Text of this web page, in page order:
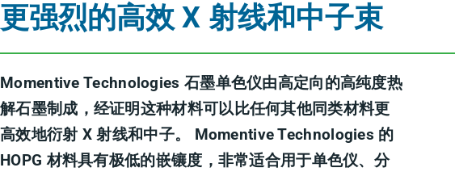
更强烈的高效 X 射线和中子束
Momentive Technologies 石墨单色仪由高定向的高纯度热
解石墨制成，经证明这种材料可以比任何其他同类材料更
高效地衍射 X 射线和中子。 Momentive Technologies 的
HOPG 材料具有极低的嵌镶度，非常适合用于单色仪、分